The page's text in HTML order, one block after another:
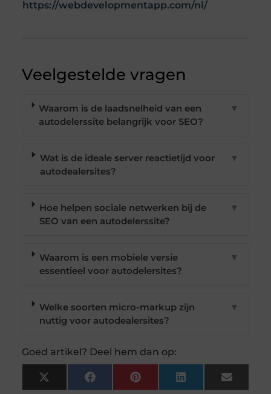
https://webdevelopmentapp.com/nl/
Veelgestelde vragen
Waarom is de laadsnelheid van een
autodelerssite belangrijk voor SEO?
▼
Wat is de ideale server reactietijd voor
autodealersites?
▼
Hoe helpen sociale netwerken bij de
SEO van een autodelerssite?
▼
Waarom is een mobiele versie
essentieel voor autodelersites?
▼
Welke soorten micro-markup zijn
nuttig voor autodealersites?
▼
Goed artikel? Deel hem dan op:
X
(Twitter)
FacebookPinterest LinkedIn Email